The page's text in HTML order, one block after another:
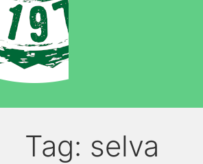
Tag: selva